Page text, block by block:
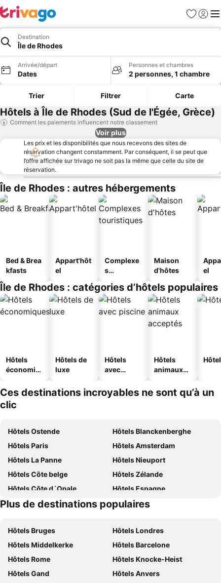
Favoris
Se
Destination
Île de Rhodes
Arrivée/départ
Dates
Personnes et chambres
2 personnes, 1 chambre
Trier Filtrer Carte
Hôtels à Île de Rhodes (Sud de l'Égée, Grèce)
Comment les paiements influencent notre classement
Voir plus
Les prix et les disponibilités que nous recevons des sites de
réservation changent constamment. Par conséquent, il se peut que
l’offre affichée sur trivago ne soit pas la même que celle du site de
réservation.
Île de Rhodes : autres hébergements
Bed & Brea
kfasts
Appart'hôt
el
Complexe
s
s
Maison
d'hôtes
el
Île de Rhodes : catégories d’hôtels populaires
Hôtels
économiq
Hôtels de
luxe
Hôtels
avec
Hôtels
animaux
Ces destinations incroyables ne sont qu’à un
clic
Hôtels Ostende
Hôtels Blanckenberghe
Hôtels Paris
Hôtels Amsterdam
Hôtels La Panne
Hôtels Nieuport
Hôtels Côte belge
Hôtels Zélande
Hôtels Côte d´Opale
Hôtels Espagne
Hôtels Belgique
Hôtels Ardennes belges
Plus de destinations populaires
Hôtels Bruges
Hôtels Londres
Hôtels Middelkerke
Hôtels Barcelone
Hôtels Rome
Hôtels Knocke-Heist
Hôtels Gand
Hôtels Anvers